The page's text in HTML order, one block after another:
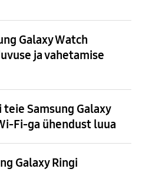
Galaxy Watch
ja vahetamise
Samsung Galaxy
Fi-ga ühendust luua
Galaxy Ringi